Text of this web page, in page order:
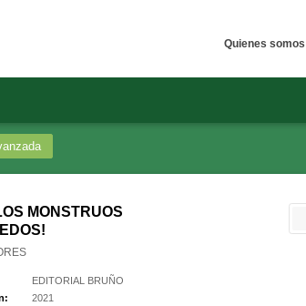
Quienes somos
MONSTRUOS
EDITORIAL BRUÑO
2021